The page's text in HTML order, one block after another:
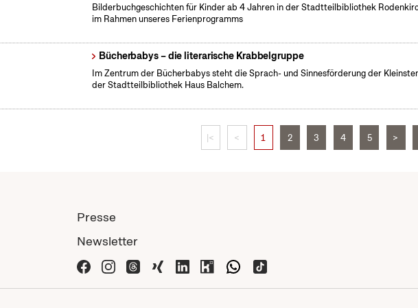
Bilderbuchgeschichten für Kinder ab 4 Jahren in der Stadtteilbibliothek
im Rahmen unseres Ferienprogramms
Bücherbabys – die literarische Krabbelgruppe
Im Zentrum der Bücherbabys steht die Sprach- und Sinnesförderung der
der Stadtteilbibliothek Haus Balchem.
|< < 1 2 3 4 5 >
Presse
Newsletter